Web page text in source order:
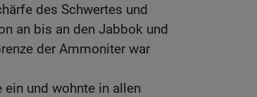
des Schwertes und
an bis an den Jabbok und
der Ammoniter war
ein und wohnte in allen